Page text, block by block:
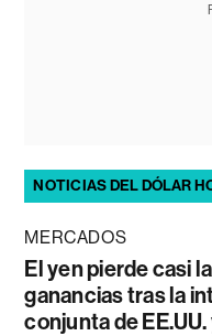
NOTICIAS DEL DÓLAR
MERCADOS
El yen pierde casi
ganancias tras la
conjunta de